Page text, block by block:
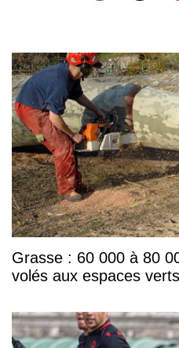
Grasse : 60 000 à 80
volés aux espaces